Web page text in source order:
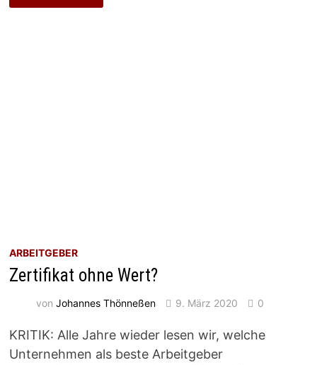
ARBEITGEBER
Zertifikat ohne Wert?
vonJohannes Thönneßen 9. März 2020 0
KRITIK: Alle Jahre wieder lesen wir, welche
Unternehmen als beste Arbeitgeber